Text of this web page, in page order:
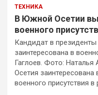
ТЕХНИКА
В Южной Осетии
военного
Кандидат в
заинтересована в
Гаглоев. Фото:
Осетия заинтересована
военного присутствия